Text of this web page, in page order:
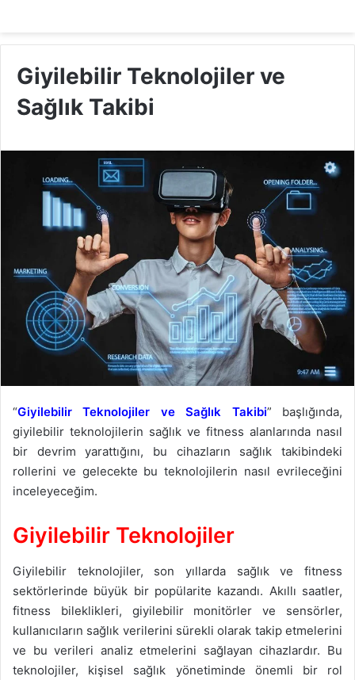
Giyilebilir Teknolojiler ve
Sağlık Takibi
“Giyilebilir Teknolojiler ve Sağlık Takibi” başlığında,
giyilebilir teknolojilerin sağlık ve fitness alanlarında nasıl
bir devrim yarattığını, bu cihazların sağlık takibindeki
rollerini ve gelecekte bu teknolojilerin nasıl evrileceğini
inceleyeceğim.
Giyilebilir Teknolojiler
Giyilebilir teknolojiler, son yıllarda sağlık ve fitness
sektörlerinde büyük bir popülarite kazandı. Akıllı saatler,
fitness bileklikleri, giyilebilir monitörler ve sensörler,
kullanıcıların sağlık verilerini sürekli olarak takip etmelerini
ve bu verileri analiz etmelerini sağlayan cihazlardır. Bu
teknolojiler, kişisel sağlık yönetiminde önemli bir rol